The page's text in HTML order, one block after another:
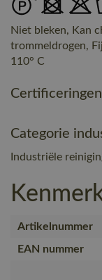
Niet bleken, Kan
trommeldrogen,
110° C
Certificeringen
Categorie
Industriële
Artikelnummer
EAN nummer